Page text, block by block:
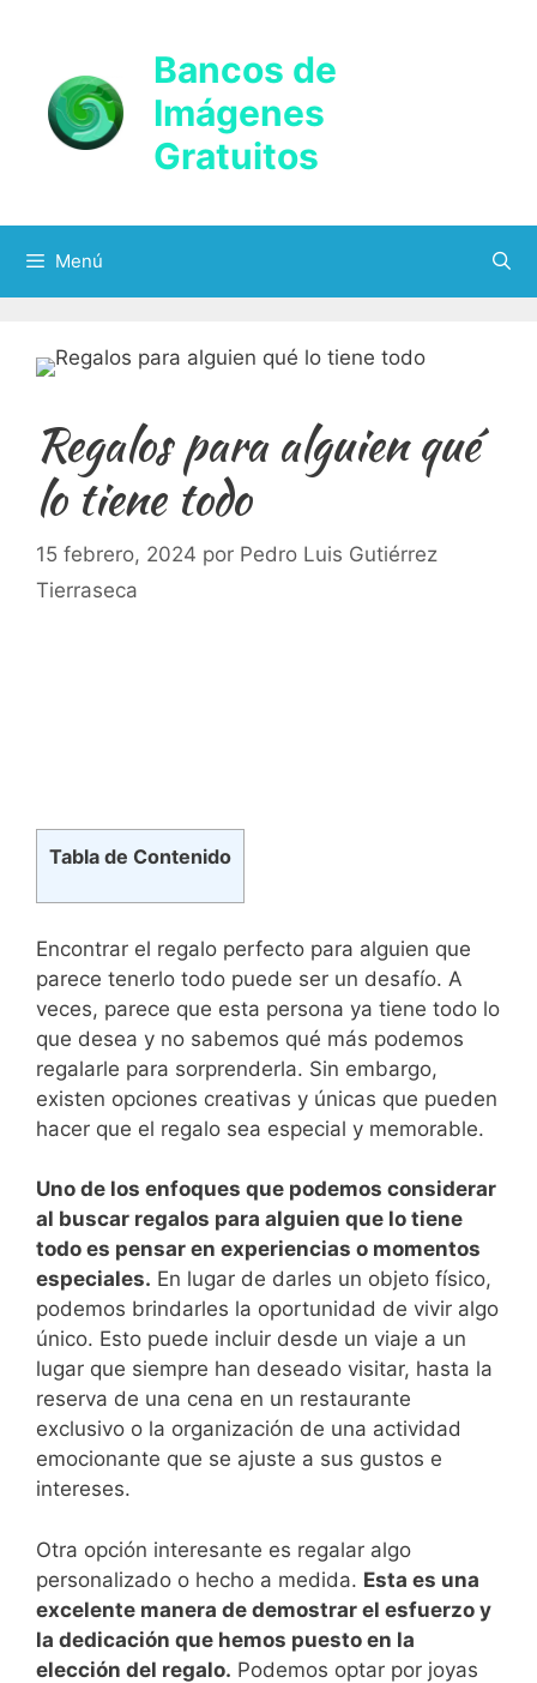
contenido
Bancos de
Imágenes
Gratuitos
Menú
Regalos para alguien qué
lo tiene todo
15 febrero, 2024 por Pedro Luis Gutiérrez
Tierraseca
Tabla de Contenido
Encontrar el regalo ‌perfecto para alguien que
parece tenerlo todo puede ser un⁣ desafío. A
veces, ​parece ​que esta persona ya ⁣tiene todo lo
⁢que⁤ desea y no‍ sabemos ‌qué ​más ⁢podemos
regalarle para sorprenderla. Sin embargo,⁤
existen⁤ opciones creativas y únicas⁤ que pueden
hacer que el regalo sea especial y memorable.
Uno ⁢de los enfoques que podemos considerar
al ‌buscar regalos ‌para alguien que lo tiene
todo ‍es pensar en experiencias o momentos
especiales. En lugar de⁣ darles un objeto físico,
⁢podemos brindarles ‌la ‍oportunidad de⁤ vivir algo
único. Esto puede ‌incluir desde un viaje a⁣ un
lugar ⁢que siempre han deseado visitar, hasta la
⁤reserva de⁣ una cena en un restaurante
exclusivo o la organización de una actividad
emocionante que ⁤se ajuste a sus gustos e
intereses.
Otra‌ opción ​interesante es regalar​ algo
personalizado ⁢o hecho a medida. Esta es una
excelente manera ​de demostrar el esfuerzo y
la dedicación que hemos puesto en la
elección⁢ del regalo. Podemos optar por joyas